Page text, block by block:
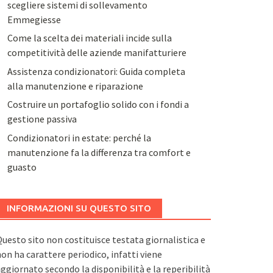
scegliere sistemi di sollevamento
Emmegiesse
Come la scelta dei materiali incide sulla
competitività delle aziende manifatturiere
Assistenza condizionatori: Guida completa
alla manutenzione e riparazione
Costruire un portafoglio solido con i fondi a
gestione passiva
Condizionatori in estate: perché la
manutenzione fa la differenza tra comfort e
guasto
INFORMAZIONI SU QUESTO SITO
sito non costituisce testata giornalistica e
ha carattere periodico, infatti viene
secondo la disponibilità e la reperibilità